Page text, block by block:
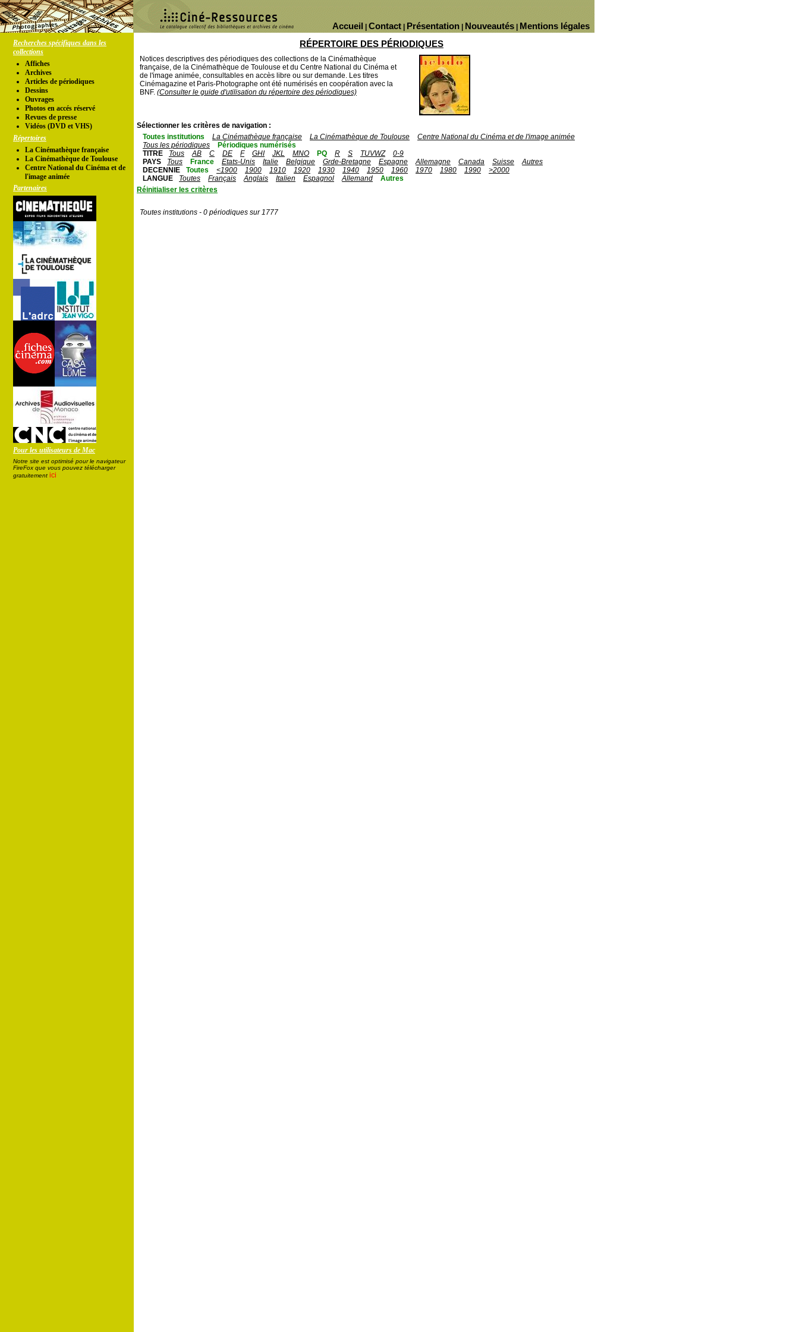
Mentions légales
Nouveautés
Présentation
Contact
Accueil
Recherches spécifiques dans les
collections
Affiches
Archives
Articles de périodiques
Dessins
Ouvrages
Photos en accés réservé
Revues de presse
Vidéos (DVD et VHS)
Répertoires
La Cinémathèque française
La Cinémathèque de Toulouse
Centre National du Cinéma et de
l'image animée
Partenaires
Pour les utilisateurs de Mac
Notre site est optimisé pour le navigateur
FireFox que vous pouvez télécharger
gratuitement ici
RÉPERTOIRE DES PÉRIODIQUES
Notices descriptives des périodiques des collections de la Cinémathèque
française, de la Cinémathèque de Toulouse et du Centre National du Cinéma et
de l'image animée, consultables en accès libre ou sur demande. Les titres
Cinémagazine et Paris-Photographe ont été numérisés en coopération avec la
BNF. (Consulter le guide d'utilisation du répertoire des périodiques)
Sélectionner les critères de navigation :
Toutes institutions
La Cinémathèque française La Cinémathèque de Toulouse
Centre National du Cinéma et de l'image animée
Tous les périodiques
Périodiques numérisés
TITRE
Tous AB C DE F GHI JKL MNO PQ R S TUVWZ
0-9
PAYS
Tous France Etats-Unis Italie Belgique Grde-Bretagne Espagne Allemagne Canada Suisse
Autres
DECENNIE
Toutes <1900 1900 1910 1920 1930 1940 1950 1960 1970 1980 1990
>2000
LANGUE
Toutes Français Anglais Italien Espagnol Allemand
Autres
Réinitialiser les critères
Toutes institutions - 0 périodiques sur 1777